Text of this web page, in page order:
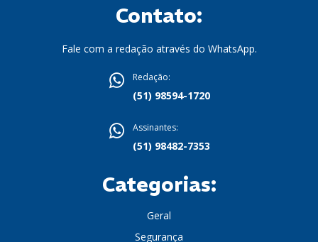
Contato:
Fale com a redação através do WhatsApp.
Redação:
(51) 98594-1720
Assinantes:
(51) 98482-7353
Categorias:
Geral
Segurança